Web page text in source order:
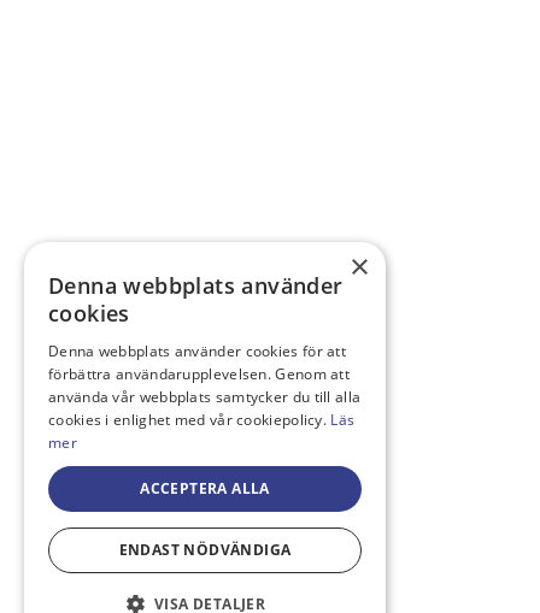
×
Denna webbplats använder
cookies
Denna webbplats använder cookies för att
förbättra användarupplevelsen. Genom att
använda vår webbplats samtycker du till alla
cookies i enlighet med vår cookiepolicy. Läs
mer
ACCEPTERA ALLA
ENDAST NÖDVÄNDIGA
VISA DETALJER